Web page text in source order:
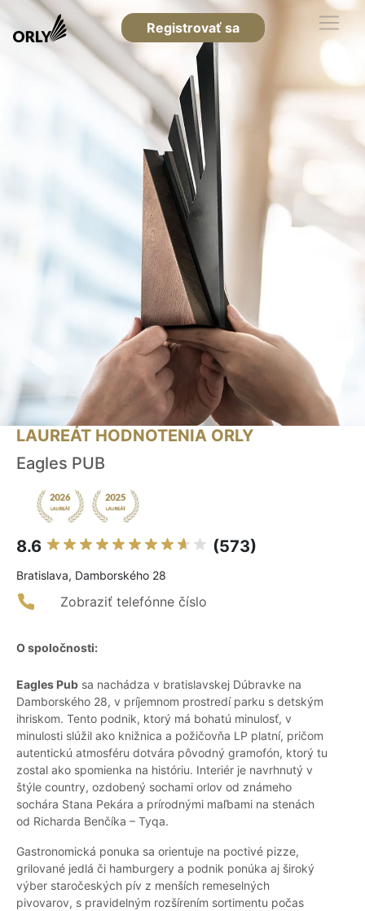
Registrovať sa
LAUREÁT HODNOTENIA ORLY
Eagles PUB
8.6 (573)
Bratislava, Damborského 28
Zobraziť telefónne číslo
O spoločnosti:
Eagles Pub sa nachádza v bratislavskej Dúbravke na
Damborského 28, v príjemnom prostredí parku s detským
ihriskom. Tento podnik, ktorý má bohatú minulosť, v
minulosti slúžil ako knižnica a požičovňa LP platní, pričom
autentickú atmosféru dotvára pôvodný gramofón, ktorý tu
zostal ako spomienka na históriu. Interiér je navrhnutý v
štýle country, ozdobený sochami orlov od známeho
sochára Stana Pekára a prírodnými maľbami na stenách
od Richarda Benčíka – Tyqa.
Gastronomická ponuka sa orientuje na poctivé pizze,
grilované jedlá či hamburgery a podnik ponúka aj široký
výber staročeských pív z menších remeselných
pivovarov, s pravidelným rozšírením sortimentu počas